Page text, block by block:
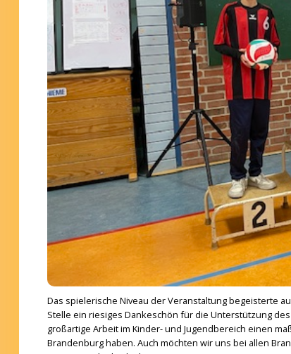
Das spielerische Niveau der Veranstaltung begeisterte
Stelle ein riesiges Dankeschön für die Unterstützung
großartige Arbeit im Kinder- und Jugendbereich einen
Brandenburg haben. Auch möchten wir uns bei allen